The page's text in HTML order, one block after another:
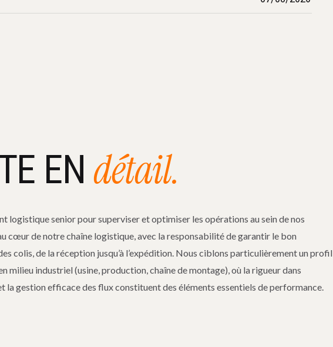
ENdétail.
logistique senior pour superviser et optimiser les opérations au sein de nos
cœur de notre chaîne logistique, avec la responsabilité de garantir le bon
colis, de la réception jusqu’à l’expédition. Nous ciblons particulièrement un profil
milieu industriel (usine, production, chaîne de montage), où la rigueur dans
la gestion efficace des flux constituent des éléments essentiels de performance.